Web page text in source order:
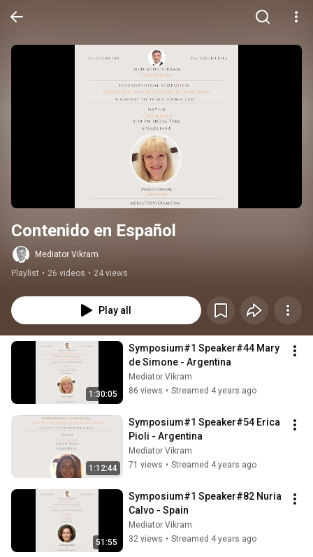
Contenido en Español
Mediator Vikram
Playlist • 26 videos • 24 views
Play all
1:30:05
Symposium#1 Speaker#44 Mary
de Simone - Argentina
Mediator Vikram
86 views • Streamed 4 years ago
1:12:44
Symposium#1 Speaker#54 Erica
Pioli - Argentina
Mediator Vikram
71 views • Streamed 4 years ago
51:55
Symposium#1 Speaker#82 Nuria
Calvo - Spain
Mediator Vikram
32 views • Streamed 4 years ago